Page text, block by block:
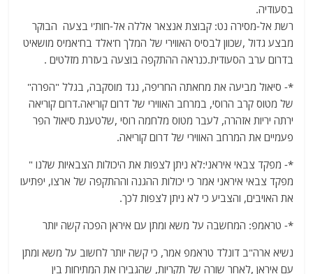
בסעודיה.
רשת אל-מסירה נט: קבוצת אנצאר אללה אל-חות'י בצעה הבוקר
מבצע גדול ,שכוון לבסיס האווירי של המלך ח'אלד בח'אמיס מושאיט
בדרום ערב הסעודית.כנראה ההתקפה בוצעה בעזרת מזלטים .
*- סיאול מביעה את מחאתה החריפה, נגד מוסקבה, בגלל "הפרה"
של מטוס קרב הרוסי, במרחב האווירי של דרום קוריאה.דרום קוריאה
ירתה יריות אזהרה, לעבר מטוס מלחמה רוסי ,שלטענת סיאול הפר
פעמיים את המרחב האווירי של דרום קוריאה.
*- מפקד צבאי איראני:לא ניתן לצפות את היכולות הצבאיות שלנו "
מפקד צבאי איראני אמר כי יכולות ההגנה וההתקפה של ארצו, יפתיעו
את האויבים, והצביע כי לא ניתן לצפות לכך.
*- טראמפ: המחשבה על משא ומתן עם איראן הפכה קשה יותר
נשיא ארה"ב דונלד טראמפ אמר, כי קשה יותר לחשוב על משא ומתן
עם איראן ,לאחר שורה של תקריות, שהגבירו את המתיחות בין